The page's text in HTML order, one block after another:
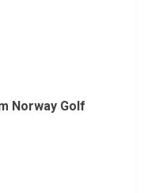
Norway Golf